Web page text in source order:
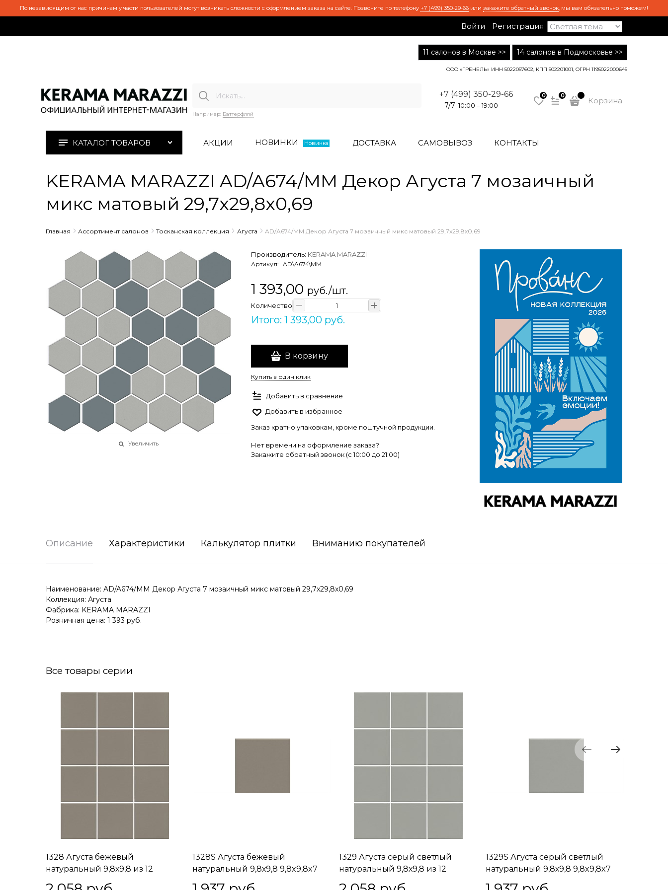
По независящим от нас причинам у части пользователей могут возникать сложности с оформлением заказа на сайте. Позвоните по телефону +7 (499) 350-29-66 или закажите обратный звонок, мы вам обязательно поможем!
Войти Регистрация
11 салонов в Москве >> 14 салонов в Подмосковье >>
ООО «ГРЕНЕЛЬ» ИНН 5022057602, КПП 502201001, ОГРН 1195022000645
Например: Баттерфляй
+7 (499) 350-29-66
7/7 10:00 – 19:00
0 0
Корзина
КАТАЛОГ ТОВАРОВ АКЦИИ НОВИНКИ Новинка ДОСТАВКА САМОВЫВОЗ КОНТАКТЫ
KERAMA MARAZZI AD/A674/MM Декор Агуста 7 мозаичный
микс матовый 29,7x29,8x0,69
Главная Ассортимент салонов Тосканская коллекция Агуста AD/A674/MM Декор Агуста 7 мозаичный микс матовый 29,7x29,8x0,69
Увеличить
Производитель: KERAMA MARAZZI
Артикул: AD\A674\MM
1 393,00 руб./шт.
Количество
Итого: 1 393,00 руб.
В корзину
Купить в один клик
Добавить в сравнение
Добавить в избранное
Заказ кратно упаковкам, кроме поштучной продукции.
Нет времени на оформление заказа?
Закажите обратный звонок (c 10:00 до 21:00)
Описание Характеристики Калькулятор плитки Вниманию покупателей
Наименование: AD/A674/MM Декор Агуста 7 мозаичный микс матовый 29,7x29,8x0,69
Коллекция: Агуста
Фабрика: KERAMA MARAZZI
Розничная цена: 1 393 руб.
Все товары серии
1328 Агуста бежевый
натуральный 9,8х9,8 из 12
частей 9,8x9,8x7
1328S Агуста бежевый
натуральный 9,8х9,8 9,8x9,8x7
1329 Агуста серый светлый
натуральный 9,8х9,8 из 12
частей 9,8x9,8x7
1329S Агуста серый светлый
натуральный 9,8х9,8 9,8x9,8x7